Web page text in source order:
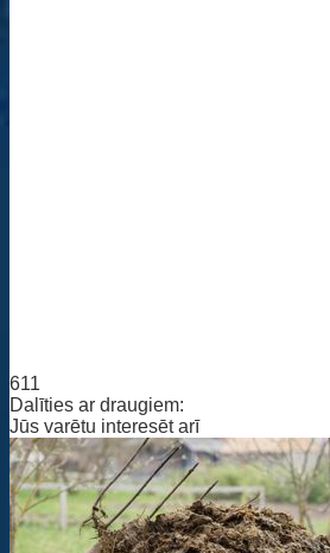
611
Dalīties ar draugiem:
Jūs varētu interesēt arī